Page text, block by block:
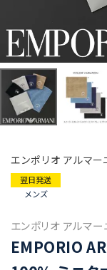
エンポリオ アルマー
翌日発送
メンズ
エンポリオ アルマ
EMPORIO